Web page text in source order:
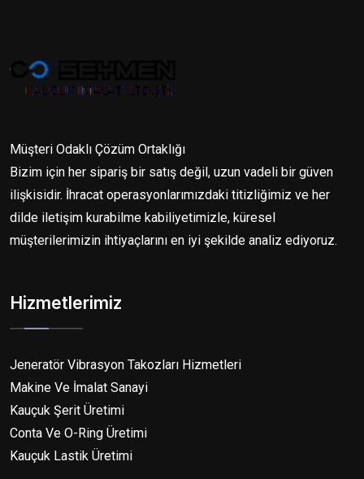
Müşteri Odaklı Çözüm Ortaklığı
Bizim için her sipariş bir satış değil, uzun vadeli bir güven
ilişkisidir. İhracat operasyonlarımızdaki titizliğimiz ve her
dilde iletişim kurabilme kabiliyetimizle, küresel
müşterilerimizin ihtiyaçlarını en iyi şekilde analiz ediyoruz.
Hizmetlerimiz
Jeneratör Vibrasyon Takozları Hizmetleri
Makine Ve İmalat Sanayi
Kauçuk Şerit Üretimi
Conta Ve O-Ring Üretimi
Kauçuk Lastik Üretimi